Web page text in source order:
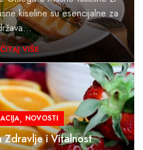
kiseline su esencijalne za
VIŠE
, NOVOSTI
Zdravlje i Vitalnost